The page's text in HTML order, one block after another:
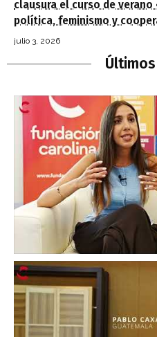
clausura el curso de
política, feminismo y
julio 3, 2026